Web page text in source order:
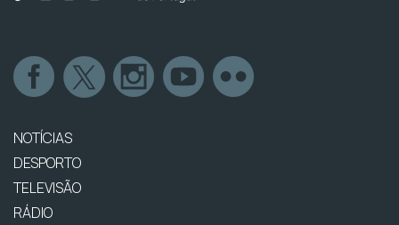
NOTÍCIAS
DESPORTO
TELEVISÃO
RÁDIO